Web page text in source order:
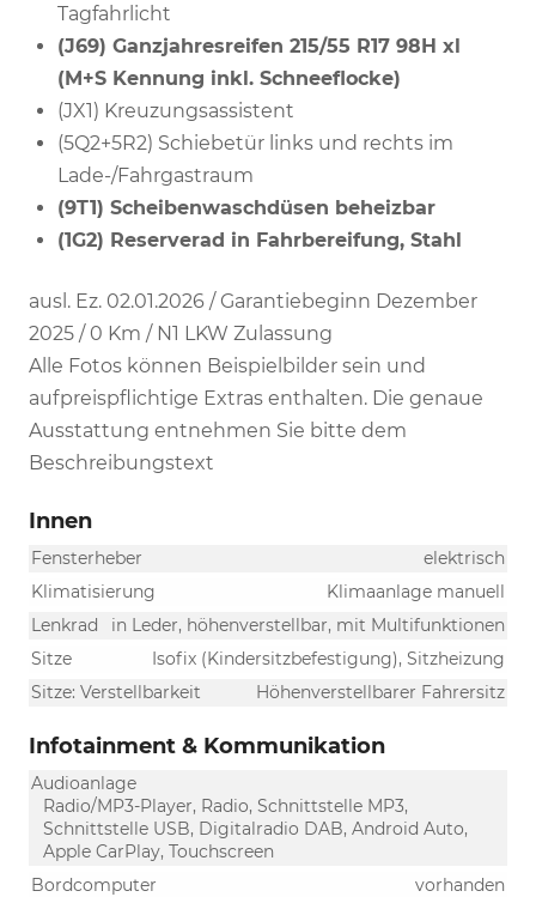
Tagfahrlicht
(J69) Ganzjahresreifen 215/55 R17 98H xl
(M+S Kennung inkl. Schneeflocke)
(JX1) Kreuzungsassistent
(5Q2+5R2) Schiebetür links und rechts im
Lade-/Fahrgastraum
(9T1) Scheibenwaschdüsen beheizbar
(1G2) Reserverad in Fahrbereifung, Stahl
ausl. Ez. 02.01.2026 / Garantiebeginn Dezember
2025 / 0 Km / N1 LKW Zulassung
Alle Fotos können Beispielbilder sein und
aufpreispflichtige Extras enthalten. Die genaue
Ausstattung entnehmen Sie bitte dem
Beschreibungstext
Innen
Fensterheber
elektrisch
Klimatisierung
Klimaanlage manuell
Lenkrad
in Leder, höhenverstellbar, mit Multifunktionen
Sitze
Isofix (Kindersitzbefestigung), Sitzheizung
Sitze: Verstellbarkeit
Höhenverstellbarer Fahrersitz
Infotainment & Kommunikation
Audioanlage
Radio/MP3-Player, Radio, Schnittstelle MP3,
Schnittstelle USB, Digitalradio DAB, Android Auto,
Apple CarPlay, Touchscreen
Bordcomputer
vorhanden